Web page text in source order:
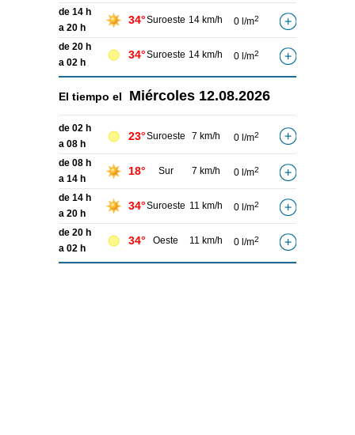
de 14 h
a 20 h
34°Suroeste 14 km/h 0 l/m2
de 20 h
a 02 h
34°Suroeste 14 km/h 0 l/m2
El tiempo el Miércoles 12.08.2026
de 02 h
a 08 h
23°Suroeste 7 km/h 0 l/m2
de 08 h
a 14 h
18° Sur 7 km/h 0 l/m2
de 14 h
a 20 h
34°Suroeste 11 km/h 0 l/m2
de 20 h
a 02 h
34° Oeste 11 km/h 0 l/m2